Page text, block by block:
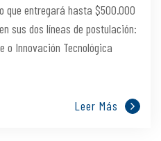
que entregará hasta $500.000
sus dos líneas de postulación:
o Innovación Tecnológica
Leer Más